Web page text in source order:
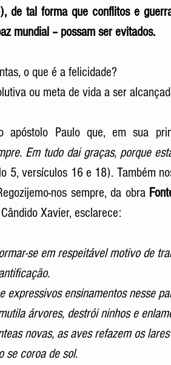
de tal forma que conflitos e
mundial – possam ser evitados.
o que é a felicidade?
ou meta de vida a ser
apóstolo Paulo que, em sua
Em tudo dai graças, porque
5, versículos 16 e 18). Também
nos sempre, da obra
Xavier, esclarece:
se em respeitável motivo de
expressivos ensinamentos nesse
árvores, destrói ninhos e
novas, as aves refazem os
se coroa de sol.